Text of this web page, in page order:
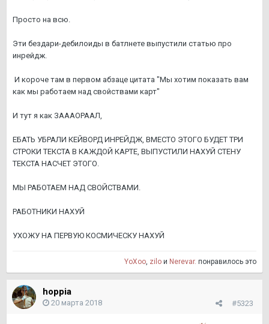
Просто на всю.
Эти бездари-дебилоиды в батлнете выпустили статью про
инрейдж.
И короче там в первом абзаце цитата "Мы хотим показать вам
как мы работаем над свойствами карт"
И тут я как ЗАААОРААЛ,
ЕБАТЬ УБРАЛИ КЕЙВОРД ИНРЕЙДЖ, ВМЕСТО ЭТОГО БУДЕТ ТРИ
СТРОКИ ТЕКСТА В КАЖДОЙ КАРТЕ, ВЫПУСТИЛИ НАХУЙ СТЕНУ
ТЕКСТА НАСЧЕТ ЭТОГО.
МЫ РАБОТАЕМ НАД СВОЙСТВАМИ.
РАБОТНИКИ НАХУЙ
УХОЖУ НА ПЕРВУЮ КОСМИЧЕСКУ НАХУЙ
YoXoo, zilo и Nerevar. понравилось это
hoppia
#5323
20 марта 2018